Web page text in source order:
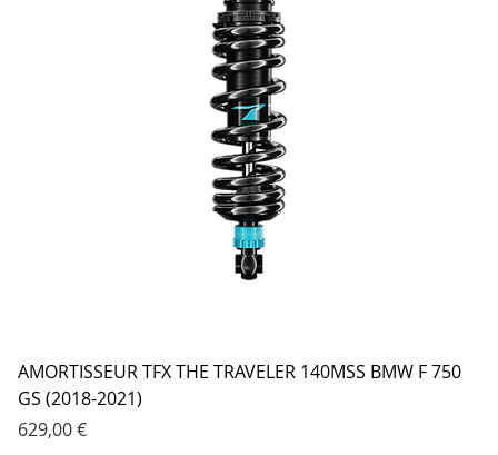
AMORTISSEUR TFX THE TRAVELER 140MSS BMW F 750
GS (2018-2021)
Prix
629,00 €